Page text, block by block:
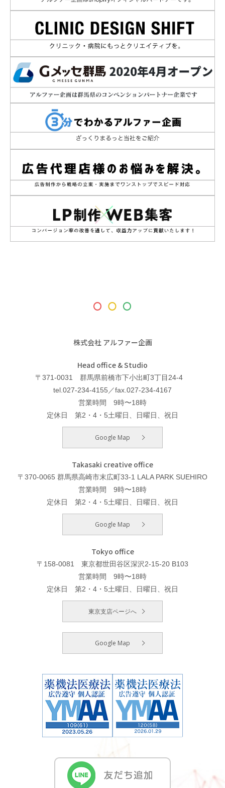
株式会社 アルファー企画
Head office & Studio
〒371-0031 群馬県前橋市下小出町3丁目24-4
tel.027-234-4155／fax.027-234-4167
営業時間 9時〜18時
定休日 第2・4・5土曜日、日曜日、祝日
Google Map
Takasaki creative office
〒370-0065 群馬県高崎市末広町33-1 LALA PARK SUEHIRO
営業時間 9時〜18時
定休日 第2・4・5土曜日、日曜日、祝日
Google Map
Tokyo office
〒158-0081 東京都世田谷区深沢2-15-20 B103
営業時間 9時〜18時
定休日 第2・4・5土曜日、日曜日、祝日
東京支店ページへ
Google Map